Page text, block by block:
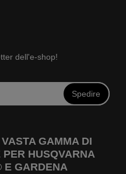
dell'e-shop!
Spedire
GAMMA DI
HUSQVARNA
E GARDENA